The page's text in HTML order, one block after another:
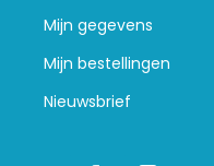
Mijn gegevens
Mijn bestellingen
Nieuwsbrief